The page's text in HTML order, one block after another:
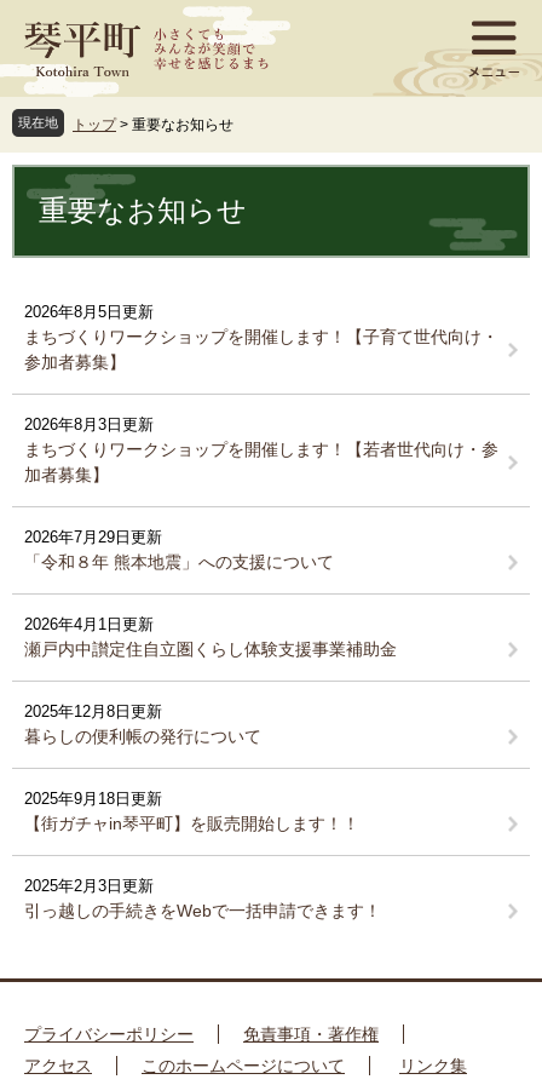
ジ
先
頭
で
ュ
を
飛
ば
現在地 トップ > 重要なお知らせ
文 重要なお知らせ
2026年8月5日更新
まちづくりワークショップを開催します！【子育て世代向け・
参加者募集】
2026年8月3日更新
まちづくりワークショップを開催します！【若者世代向け・参
加者募集】
2026年7月29日更新
「令和８年 熊本地震」への支援について
2026年4月1日更新
瀬戸内中讃定住自立圏くらし体験支援事業補助金
2025年12月8日更新
暮らしの便利帳の発行について
2025年9月18日更新
【街ガチャin琴平町】を販売開始します！！
2025年2月3日更新
引っ越しの手続きをWebで一括申請できます！
プライバシーポリシー
免責事項・著作権
アクセス
このホームページについて リンク集